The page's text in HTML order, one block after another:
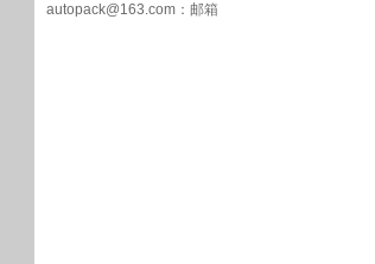
autopack@163.com ：邮箱